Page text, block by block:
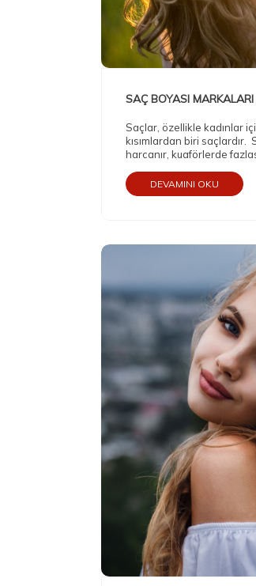
SAÇ BOYASI MARKALARI
Saçlar, özellikle kadınlar
kısımlardan biri saçlardır.
harcanır, kuaförlerde
kozmetik sektörünün en
olmuştur. Bu uğurda
başlamıştır.
DEVAMINI OKU